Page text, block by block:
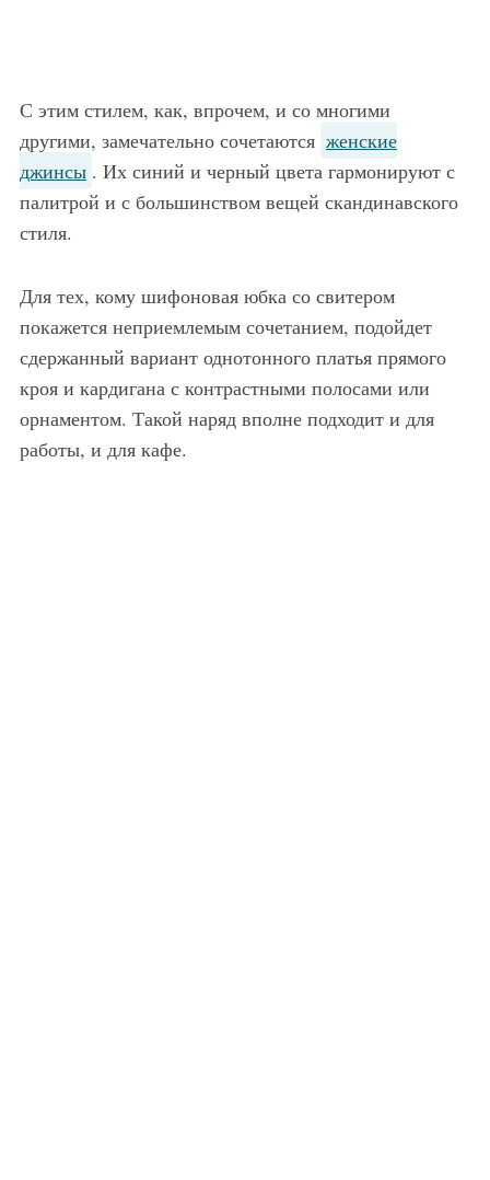
С этим стилем, как, впрочем, и со многими
другими, замечательно сочетаются женские
джинсы . Их синий и черный цвета гармонируют с
палитрой и с большинством вещей скандинавского
стиля.
Для тех, кому шифоновая юбка со свитером
покажется неприемлемым сочетанием, подойдет
сдержанный вариант однотонного платья прямого
кроя и кардигана с контрастными полосами или
орнаментом. Такой наряд вполне подходит и для
работы, и для кафе.